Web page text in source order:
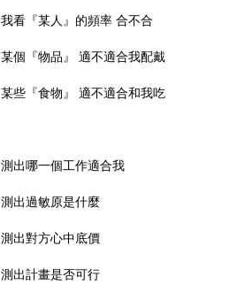
我看『某人』的頻率 合不合
某個『物品』 適不適合我配戴
某些『食物』 適不適合和我吃
測出哪一個工作適合我
測出過敏原是什麼
測出對方心中底價
測出計畫是否可行